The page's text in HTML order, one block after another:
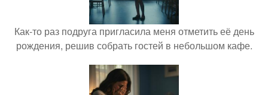
Как-то раз подруга пригласила меня отметить её день
рождения, решив собрать гостей в небольшом кафе.